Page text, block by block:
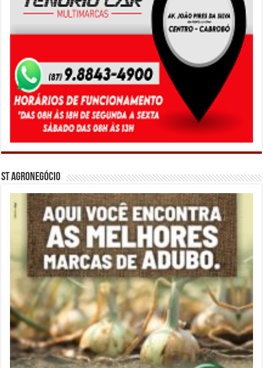
ST Agronegócio